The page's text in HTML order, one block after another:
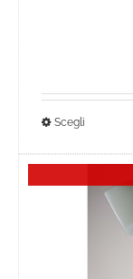
Scegli
ha
più
varianti.